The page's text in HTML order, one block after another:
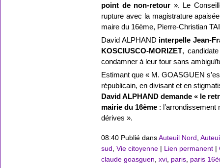
point de non‑retour ». Le
rupture avec la magistrature
maire du 16ème, Pierre‑Christian
David ALPHAND interpelle Jean-
KOSCIUSCO‑MORIZET,
condamner à leur tour sans
Estimant que « M. GOASGUEN
républicain, en divisant et en
David ALPHAND demande « le
mairie du 16ème :
dérives ».
08:40 Publié dansAuteuil Nord
sud Vie citoyenne | Lien permanent |
claude goasguen xvi paris paris